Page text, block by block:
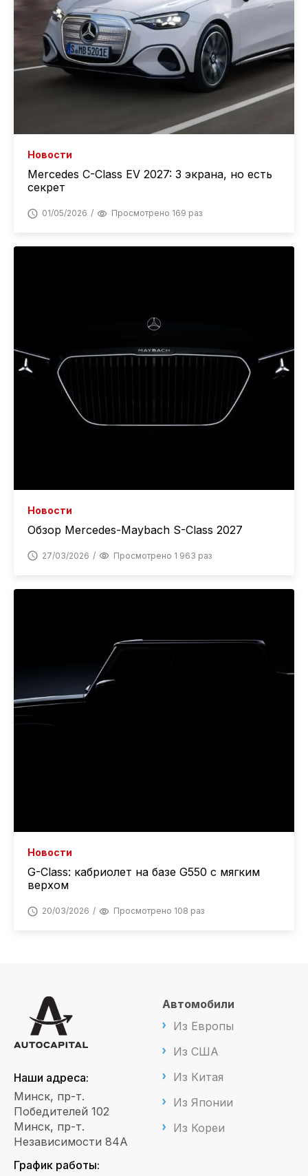
Новости
Mercedes C-Class EV 2027: 3 экрана, но есть
секрет
01/05/2026 Просмотрено 169 раз
Новости
Обзор Mercedes-Maybach S-Class 2027
27/03/2026 Просмотрено 1 963 раз
Новости
G-Class: кабриолет на базе G550 с мягким
верхом
20/03/2026 Просмотрено 108 раз
Наши адреса:
Минск, пр-т.
Победителей 102
Минск, пр-т.
Независимости 84А
График работы:
Автомобили
Из Европы
Из США
Из Китая
Из Японии
Из Кореи